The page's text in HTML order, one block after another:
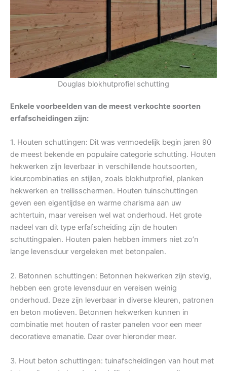
Douglas blokhutprofiel schutting
Enkele voorbeelden van de meest verkochte soorten
erfafscheidingen zijn:
1. Houten schuttingen: Dit was vermoedelijk begin jaren 90
de meest bekende en populaire categorie schutting. Houten
hekwerken zijn leverbaar in verschillende houtsoorten,
kleurcombinaties en stijlen, zoals blokhutprofiel, planken
hekwerken en trellisschermen. Houten tuinschuttingen
geven een eigentijdse en warme charisma aan uw
achtertuin, maar vereisen wel wat onderhoud. Het grote
nadeel van dit type erfafscheiding zijn de houten
schuttingpalen. Houten palen hebben immers niet zo’n
lange levensduur vergeleken met betonpalen.
2. Betonnen schuttingen: Betonnen hekwerken zijn stevig,
hebben een grote levensduur en vereisen weinig
onderhoud. Deze zijn leverbaar in diverse kleuren, patronen
en beton motieven. Betonnen hekwerken kunnen in
combinatie met houten of raster panelen voor een meer
decoratieve emanatie. Daar over hieronder meer.
3. Hout beton schuttingen: tuinafscheidingen van hout met